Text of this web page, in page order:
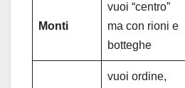
Monti
vuoi “centro”
ma con rioni e
botteghe
vuoi ordine,